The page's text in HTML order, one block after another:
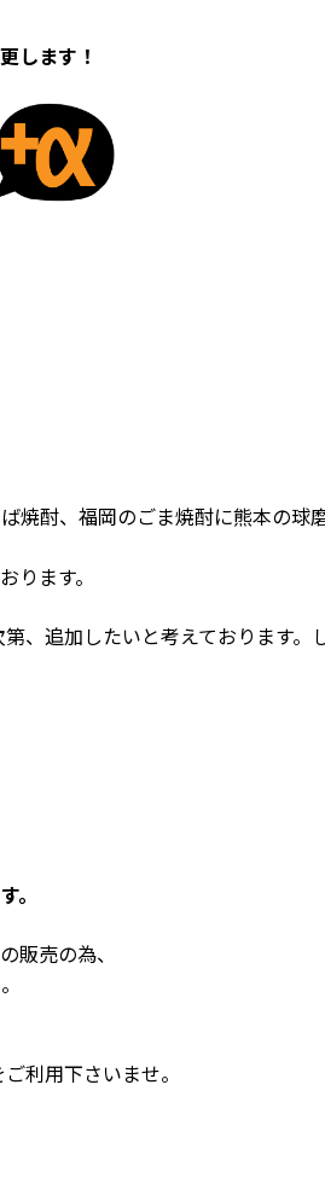
します！
酎、福岡のごま焼酎に熊本の
ます。
、追加したいと考えております。
。
販売の為、
利用下さいませ。